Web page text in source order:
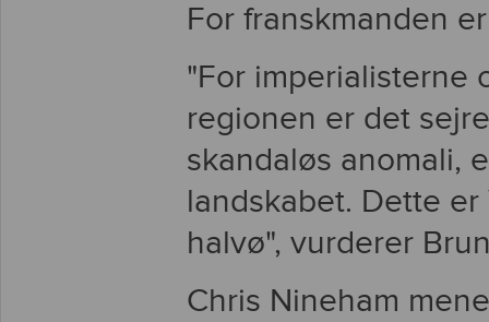
For franskmanden
"For imperialisterne
regionen er det
skandaløs anomali,
landskabet. Dette
halvø", vurderer
Chris Nineham